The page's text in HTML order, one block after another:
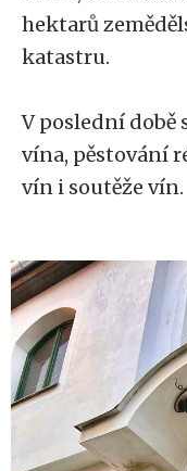
hektarů
katastru.
V poslední době
vína, pěstování
vín i soutěže vín.